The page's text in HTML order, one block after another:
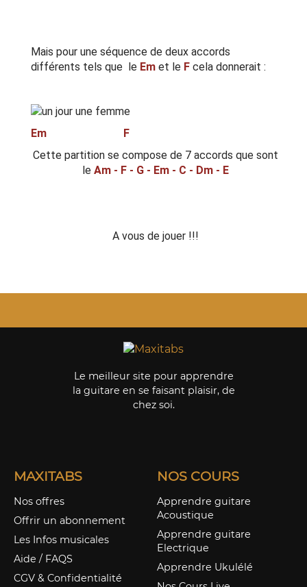
Mais pour une séquence de deux accords
différents tels que le Em et le F cela donnerait :
Em F
Cette partition se compose de 7 accords que sont
le Am - F - G - Em - C - Dm - E
A vous de jouer !!!
Le meilleur site pour apprendre
la guitare en se faisant plaisir, de
chez soi.
MAXITABS
Nos offres
Offrir un abonnement
Les Infos musicales
Aide / FAQS
CGV & Confidentialité
NOS COURS
Apprendre guitare
Acoustique
Apprendre guitare
Electrique
Apprendre Ukulélé